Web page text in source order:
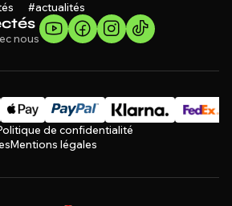
nous
#actualités
de confidentialité
Mentions légales